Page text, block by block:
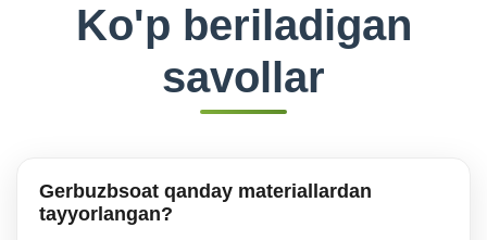
Ko'p beriladigan
savollar
Gerbuzbsoat qanday materiallardan
tayyorlangan?